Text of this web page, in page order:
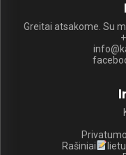
Greitai atsakome. Su
Rašiniai